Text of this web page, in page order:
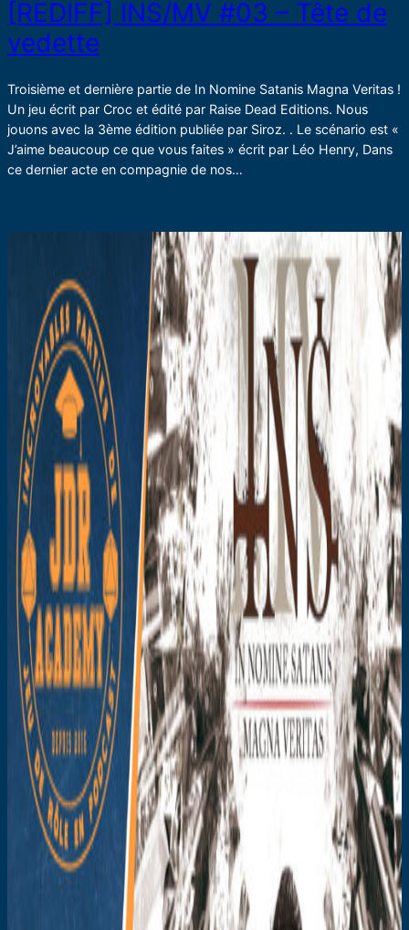
[REDIFF] INS/MV #03 – Tête de
vedette
Troisième et dernière partie de In Nomine Satanis Magna Veritas !
Un jeu écrit par Croc et édité par Raise Dead Editions. Nous
jouons avec la 3ème édition publiée par Siroz. . Le scénario est «
J’aime beaucoup ce que vous faites » écrit par Léo Henry, Dans
ce dernier acte en compagnie de nos…